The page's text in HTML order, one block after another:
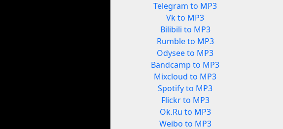
Telegram to MP3
Vk to MP3
Bilibili to MP3
Rumble to MP3
Odysee to MP3
Bandcamp to MP3
Mixcloud to MP3
Spotify to MP3
Flickr to MP3
Ok.Ru to MP3
Weibo to MP3